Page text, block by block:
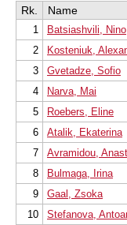
Datenbanken
Analysieren Sie
eingebauten
Live-
umfassendste
jede
Zugriff auf Ihr
der Cloud:
persönliches
300
neue Systeme!
Modi.
Erweiterte
Kommentare,
und
Erweiterte
Partien und
Rk. Name
1 Batsiashvili, Nino
2
Kosteniuk,
3
Gvetadze, Sofio
4
Narva, Mai
5
Roebers, Eline
6
Atalik, Ekaterina
7
Avramidou,
8
Bulmaga, Irina
9
Gaal, Zsoka
10
Stefanova,